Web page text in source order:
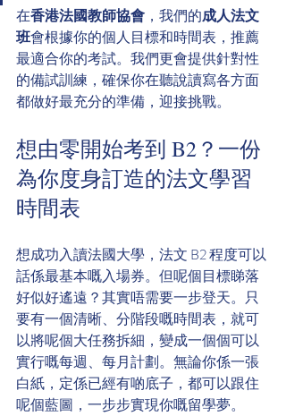
在香港法國教師協會 ，我們的成人法文
班會根據你的個人目標和時間表，推薦
最適合你的考試。我們更會提供針對性
的備試訓練，確保你在聽說讀寫各方面
都做好最充分的準備，迎接挑戰。
想由零開始考到 B2？一份
為你度身訂造的法文學習
時間表
想成功入讀法國大學，法文 B2 程度可以
話係最基本嘅入場券。但呢個目標睇落
好似好遙遠？其實唔需要一步登天。只
要有一個清晰、分階段嘅時間表，就可
以將呢個大任務拆細，變成一個個可以
實行嘅每週、每月計劃。無論你係一張
白紙，定係已經有啲底子，都可以跟住
呢個藍圖，一步步實現你嘅留學夢。